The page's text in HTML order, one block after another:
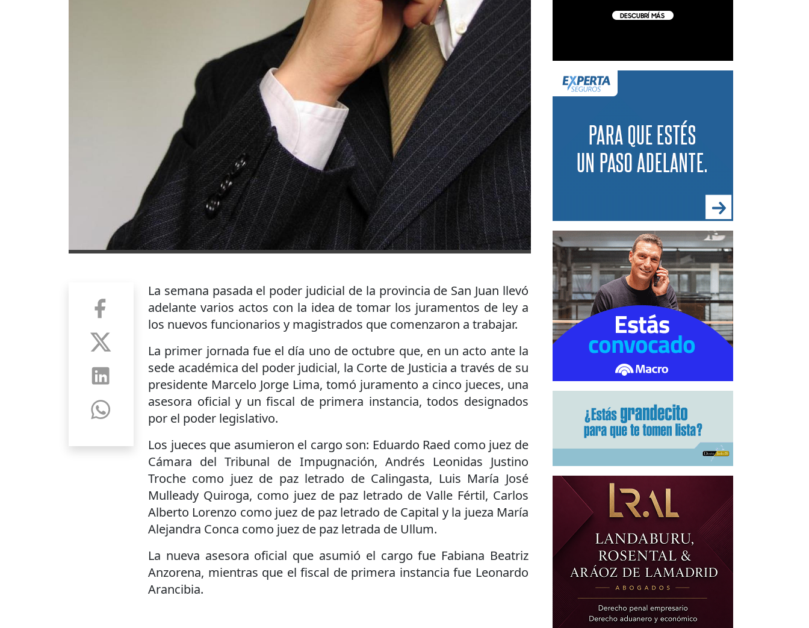
La semana pasada el poder judicial de la provincia de San Juan llevó
adelante varios actos con la idea de tomar los juramentos de ley a
los nuevos funcionarios y magistrados que comenzaron a trabajar.
La primer jornada fue el día uno de octubre que, en un acto ante la
sede académica del poder judicial, la Corte de Justicia a través de su
presidente Marcelo Jorge Lima, tomó juramento a cinco jueces, una
asesora oficial y un fiscal de primera instancia, todos designados
por el poder legislativo.
Los jueces que asumieron el cargo son: Eduardo Raed como juez de
Cámara del Tribunal de Impugnación, Andrés Leonidas Justino
Troche como juez de paz letrado de Calingasta, Luis María José
Mulleady Quiroga, como juez de paz letrado de Valle Fértil, Carlos
Alberto Lorenzo como juez de paz letrado de Capital y la jueza María
Alejandra Conca como juez de paz letrada de Ullum.
La nueva asesora oficial que asumió el cargo fue Fabiana Beatriz
Anzorena, mientras que el fiscal de primera instancia fue Leonardo
Arancibia.